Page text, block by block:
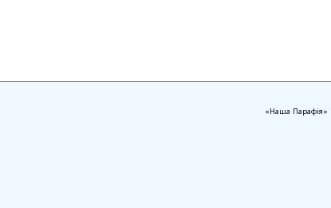
«Наша Парафія»